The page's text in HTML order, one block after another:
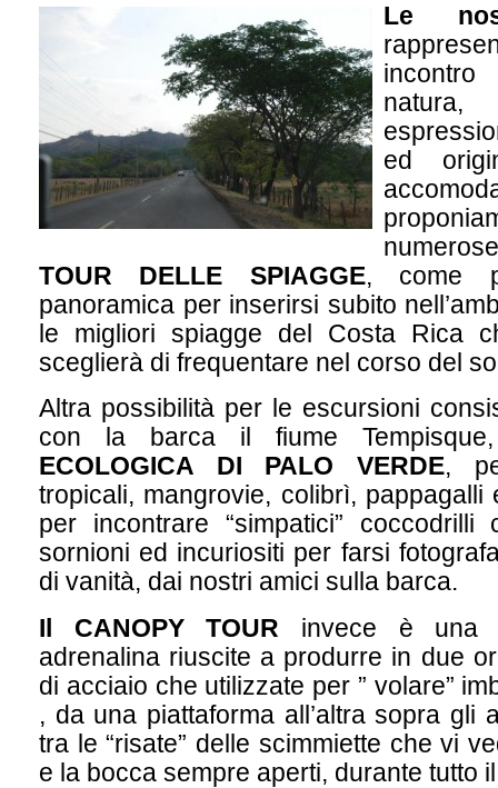
Le
ed
TOUR DELLE SPIAGGE, come
panoramica per inserirsi subito
le migliori spiagge del Costa Rica
sceglierà di frequentare nel corso del
Altra possibilità per le escursioni
con la barca il fiume
ECOLOGICA DI PALO VERDE,
tropicali, mangrovie, colibrì, pappagalli
per incontrare “simpatici”
sornioni ed incuriositi per farsi
di vanità, dai nostri amici sulla barca.
Il CANOPY TOUR invece è una
adrenalina riuscite a produrre in due
di acciaio che utilizzate per ” volare”
, da una piattaforma all’altra sopra gli
tra le “risate” delle scimmiette che vi
e la bocca sempre aperti, durante tutto